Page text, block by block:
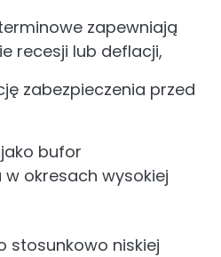
zapewniają
recesji lub deflacji,
zabezpieczenia przed
bufor
okresach wysokiej
stosunkowo niskiej